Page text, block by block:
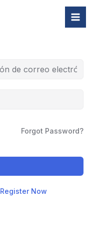
Forgot Password?
Register Now